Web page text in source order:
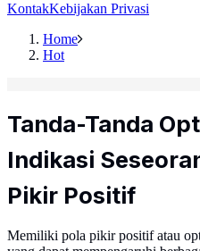
KontakKebijakan Privasi
Home
Hot
Tanda-Tanda
Indikasi
Pikir Positif
Memiliki pola pikir positif atau